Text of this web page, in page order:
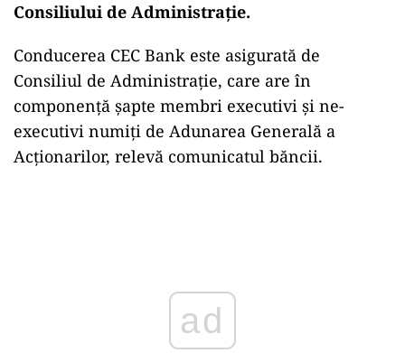
Consiliului de Administrație.
Conducerea CEC Bank este asigurată de
Consiliul de Administrație, care are în
componență șapte membri executivi și ne-
executivi numiți de Adunarea Generală a
Acționarilor, relevă comunicatul băncii.